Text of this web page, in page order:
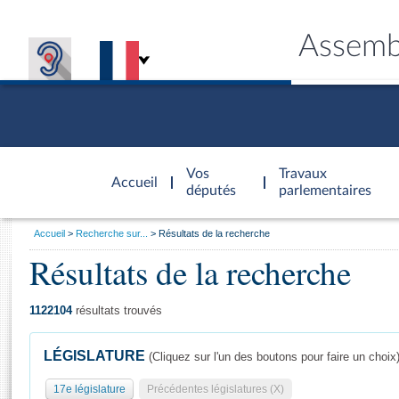
Accueil
d'accueil
Vos
députés
Travaux
parlementaires
Général
Vous
Accueil Recherche sur... Résultats de la recherche
Résultats de la recherche
1122104résultats trouvés
LÉGISLATURE (Cliquez sur l'un des boutons pour faire un choix)
17e législature Précédentes législatures (X)